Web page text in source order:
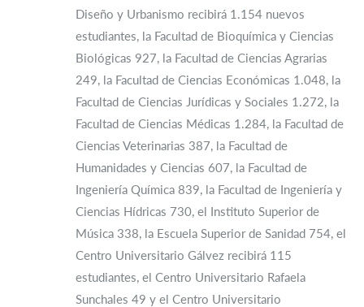
Diseño y Urbanismo recibirá 1.154 nuevos
estudiantes, la Facultad de Bioquímica y Ciencias
Biológicas 927, la Facultad de Ciencias Agrarias
249, la Facultad de Ciencias Económicas 1.048, la
Facultad de Ciencias Jurídicas y Sociales 1.272, la
Facultad de Ciencias Médicas 1.284, la Facultad de
Ciencias Veterinarias 387, la Facultad de
Humanidades y Ciencias 607, la Facultad de
Ingeniería Química 839, la Facultad de Ingeniería y
Ciencias Hídricas 730, el Instituto Superior de
Música 338, la Escuela Superior de Sanidad 754, el
Centro Universitario Gálvez recibirá 115
estudiantes, el Centro Universitario Rafaela
Sunchales 49 y el Centro Universitario